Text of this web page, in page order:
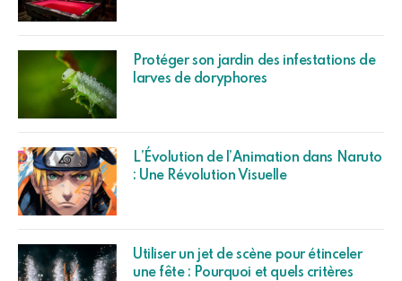
Protéger son jardin des infestations de
larves de doryphores
L’Évolution de l’Animation dans Naruto
: Une Révolution Visuelle
Utiliser un jet de scène pour étinceler
une fête : Pourquoi et quels critères